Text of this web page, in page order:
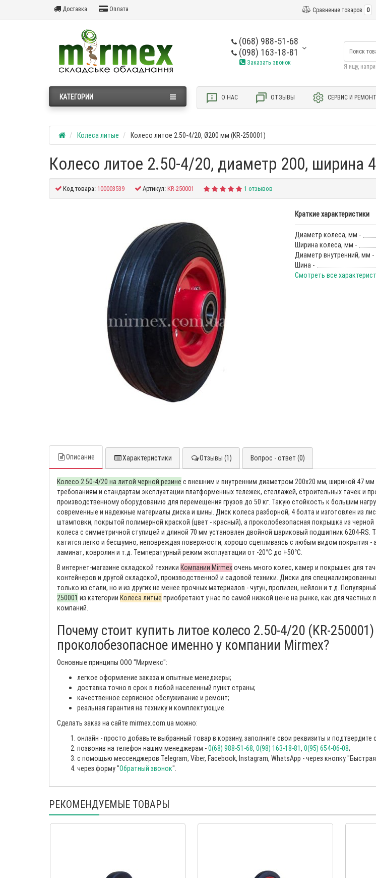
Доставка Оплата Сравнение товаров 0
(068) 988-51-68
(098) 163-18-81
Заказать звонок
Я ищу,
КАТЕГОРИИ О НАС ОТЗЫВЫ СЕРВИС И РЕМОНТ
Колеса литые Колесо литое 2.50-4/20, Ø200 мм (KR-250001)
Колесо литое 2.50-4/20, диаметр 200, ширина
Код товара:100003539 Артикул:KR-250001 1 отзывов
Краткие характеристики
Диаметр колеса, мм -
Ширина колеса, мм -
Диаметр внутренний, мм -
Шина -
Смотреть все
Описание Характеристики Отзывы (1) Вопрос - ответ (0)
Колесо 2.50-4/20 на литой черной резине с внешним и внутренним диаметром 200х20 мм, шириной 47 мм
требованиям и стандартам эксплуатации платформенных тележек, стеллажей, строительных тачек и
производственному оборудованию для перемещения грузов до 50 кг. Такую стойкость к большим
современные и надежные материалы диска и шины. Диск колеса разборной, 4 болта и изготовлен из
штамповки, покрытой полимерной краской (цвет - красный), а проколобезопасная покрышка из черной
колеса с симметричной ступицей и длиной 70 мм установлен двойной шариковый подшипник 6204-RS.
катится легко и бесшумно, неповреждая поверхности, хорошо сцепливаясь с любым видом покрытия -
ламинат, ковролин и т.д. Температурный режим эксплуатации от -20°С до +50°С.
В интернет-магазине складской техники Компании Mirmexочень много колес, камер и покрышек для
контейнеров и другой складской, производственной и садовой техники. Диски для
только из стали, но и из других не менее прочных материалов - чугун, пропилен, нейлон и т.д.
250001 из категории Колеса литые приобретают у нас по самой низкой цене на рынке, как для частных
компаний.
Почему стоит купить литое колесо 2.50-4/20 (KR-250001)
проколобезопасное именно у компании Mirmex?
Основные принципы ООО "Мирмекс":
легкое оформление заказа и опытные менеджеры;
доставка точно в срок в любой населенный пункт страны;
качественное сервисное обслуживание и ремонт;
реальная гарантия на технику и комплектующие.
Сделать заказ на сайте mirmex.com.ua можно:
онлайн - просто добавьте выбранный товар в корзину, заполните свои реквизиты и подтвердите
позвонив на телефон нашим менеджерам -0(68) 988-51-68, 0(98) 163-18-81, 0(95) 654-06-08;
с помощью мессенджеров Telegram, Viber, Facebook, Instagram, WhatsApp - через кнопку "Быстрая
через форму "Обратный звонок".
РЕКОМЕНДУЕМЫЕ ТОВАРЫ